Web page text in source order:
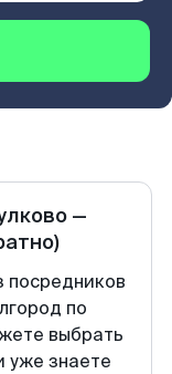
—
посредников
по
выбрать
уже знаете